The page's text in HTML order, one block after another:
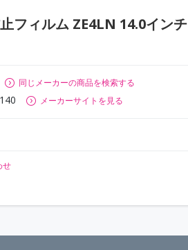
フィルム ZE4LN 14.0インチ
同じメーカーの商品を検索する
メーカーサイトを見る
せ